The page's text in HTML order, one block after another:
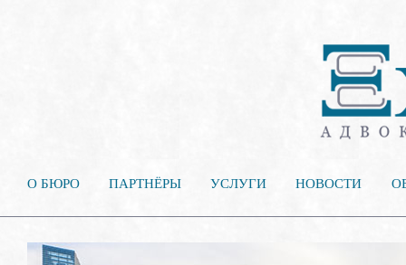
О БЮРО ПАРТНЁРЫ УСЛУГИ НОВОСТИ